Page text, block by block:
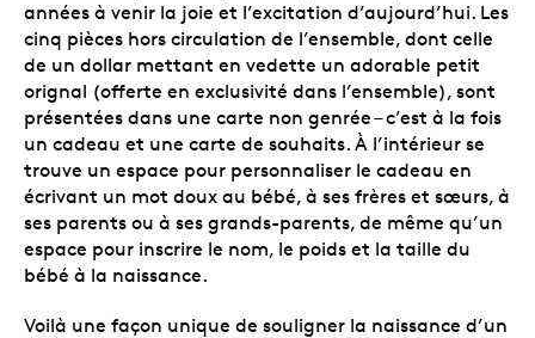
années à venir la joie et l’excitation d’aujourd’hui. Les
cinq pièces hors circulation de l’ensemble, dont celle
de un dollar mettant en vedette un adorable petit
orignal (offerte en exclusivité dans l’ensemble), sont
présentées dans une carte non genrée – c’est à la fois
un cadeau et une carte de souhaits. À l’intérieur se
trouve un espace pour personnaliser le cadeau en
écrivant un mot doux au bébé, à ses frères et sœurs, à
ses parents ou à ses grands-parents, de même qu’un
espace pour inscrire le nom, le poids et la taille du
bébé à la naissance.
Voilà une façon unique de souligner la naissance d’un